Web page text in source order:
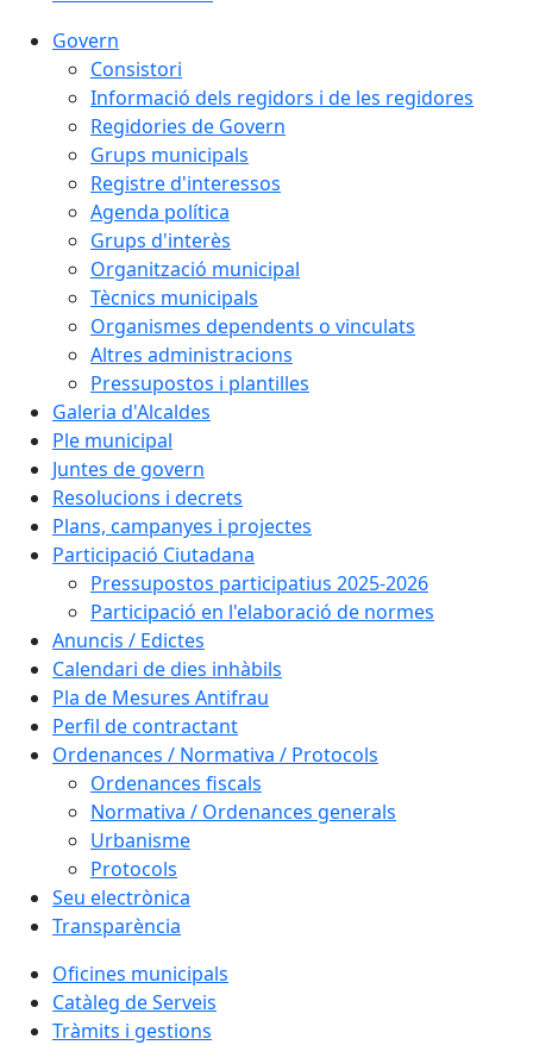
Govern
Consistori
Informació dels regidors i de les regidores
Regidories de Govern
Grups municipals
Registre d'interessos
Agenda política
Grups d'interès
Organització municipal
Tècnics municipals
Organismes dependents o vinculats
Altres administracions
Pressupostos i plantilles
Galeria d'Alcaldes
Ple municipal
Juntes de govern
Resolucions i decrets
Plans, campanyes i projectes
Participació Ciutadana
Pressupostos participatius 2025-2026
Participació en l'elaboració de normes
Anuncis / Edictes
Calendari de dies inhàbils
Pla de Mesures Antifrau
Perfil de contractant
Ordenances / Normativa / Protocols
Ordenances fiscals
Normativa / Ordenances generals
Urbanisme
Protocols
Seu electrònica
Transparència
Oficines municipals
Catàleg de Serveis
Tràmits i gestions